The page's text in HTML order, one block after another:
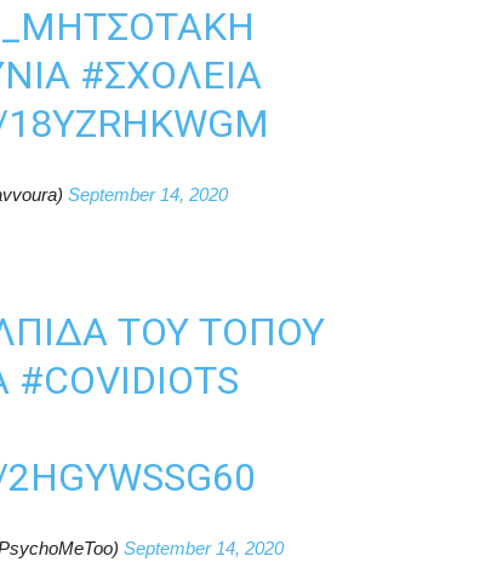
#ΣΧΟΛΕΊΑ
September 14, 2020
ΤΟΥ ΤΌΠΟΥ
#COVIDIOTS
September 14, 2020